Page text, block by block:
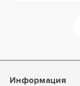
Информация